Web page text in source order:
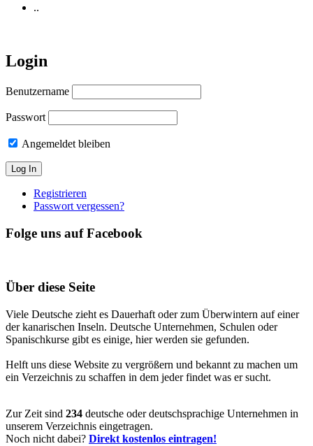
..
Login
Benutzername
Passwort
Angemeldet bleiben
Registrieren
Passwort vergessen?
Folge uns auf Facebook
Über diese Seite
Viele Deutsche zieht es Dauerhaft oder zum Überwintern auf einer
der kanarischen Inseln. Deutsche Unternehmen, Schulen oder
Spanischkurse gibt es einige, hier werden sie gefunden.
Helft uns diese Website zu vergrößern und bekannt zu machen um
ein Verzeichnis zu schaffen in dem jeder findet was er sucht.
Zur Zeit sind 234 deutsche oder deutschsprachige Unternehmen in
unserem Verzeichnis eingetragen.
Noch nicht dabei? Direkt kostenlos eintragen!